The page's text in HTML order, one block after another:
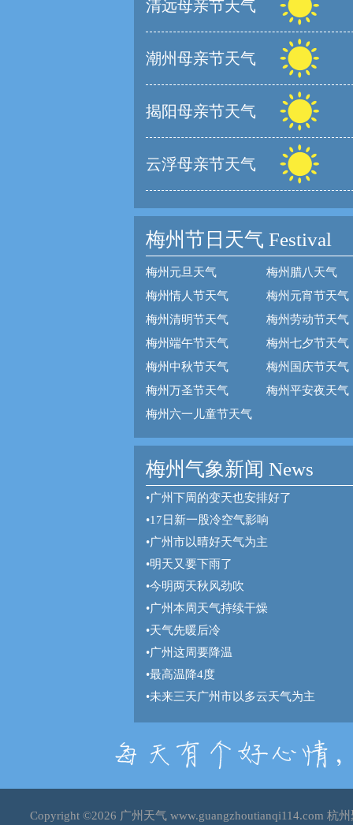
清远母亲节天气
潮州母亲节天气
揭阳母亲节天气
云浮母亲节天气
梅州节日天气 Festival
梅州元旦天气
梅州腊八天气
梅州情人节天气
梅州元宵节天气
梅州清明节天气
梅州劳动节天气
梅州端午节天气
梅州七夕节天气
梅州中秋节天气
梅州国庆节天气
梅州万圣节天气
梅州平安夜天气
梅州六一儿童节天气
梅州气象新闻 News
•广州下周的变天也安排好了
•17日新一股冷空气影响
•广州市以晴好天气为主
•明天又要下雨了
•今明两天秋风劲吹
•广州本周天气持续干燥
•天气先暖后冷
•广州这周要降温
•最高温降4度
•未来三天广州市以多云天气为主
Copyright ©2026 广州天气 www.guangzhoutianqi114.com 杭